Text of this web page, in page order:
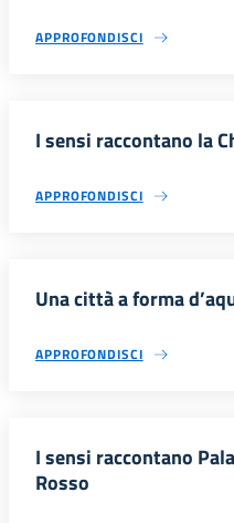
APPROFONDISCI
I sensi raccontano la
APPROFONDISCI
Una città a forma
APPROFONDISCI
I sensi raccontano
Rosso